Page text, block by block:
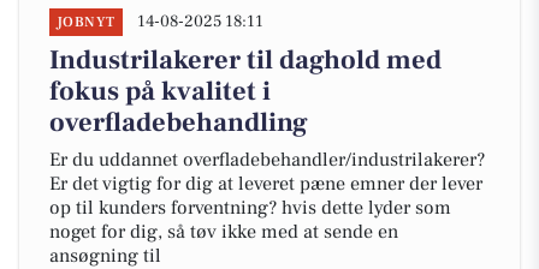
JOBNYT 14-08-2025 18:11
Industrilakerer til daghold med
fokus på kvalitet i
overfladebehandling
Er du uddannet overfladebehandler/industrilakerer?
Er det vigtig for dig at leveret pæne emner der lever
op til kunders forventning? hvis dette lyder som
noget for dig, så tøv ikke med at sende en
ansøgning til